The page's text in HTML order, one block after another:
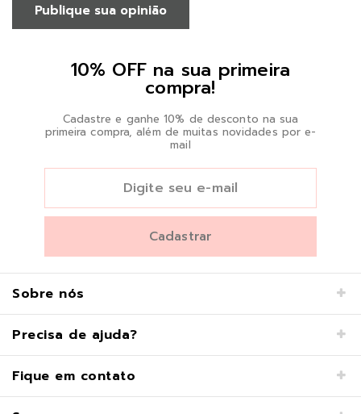
Publique sua opinião
10% OFF na sua primeira
compra!
Cadastre e ganhe 10% de desconto na sua
primeira compra, além de muitas novidades por e-
mail
Sobre nós
Precisa de ajuda?
Fique em contato